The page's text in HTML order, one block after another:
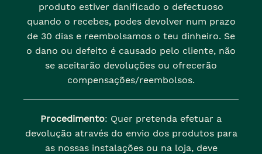
produto estiver danificado o defectuoso
quando o recebes, podes devolver num prazo
de 30 dias e reembolsamos o teu dinheiro. Se
o dano ou defeito é causado pelo cliente, não
se aceitarão devoluções ou ofrecerão
compensações/reembolsos.
Procedimento: Quer pretenda efetuar a
devolução através do envio dos produtos para
as nossas instalações ou na loja, deve